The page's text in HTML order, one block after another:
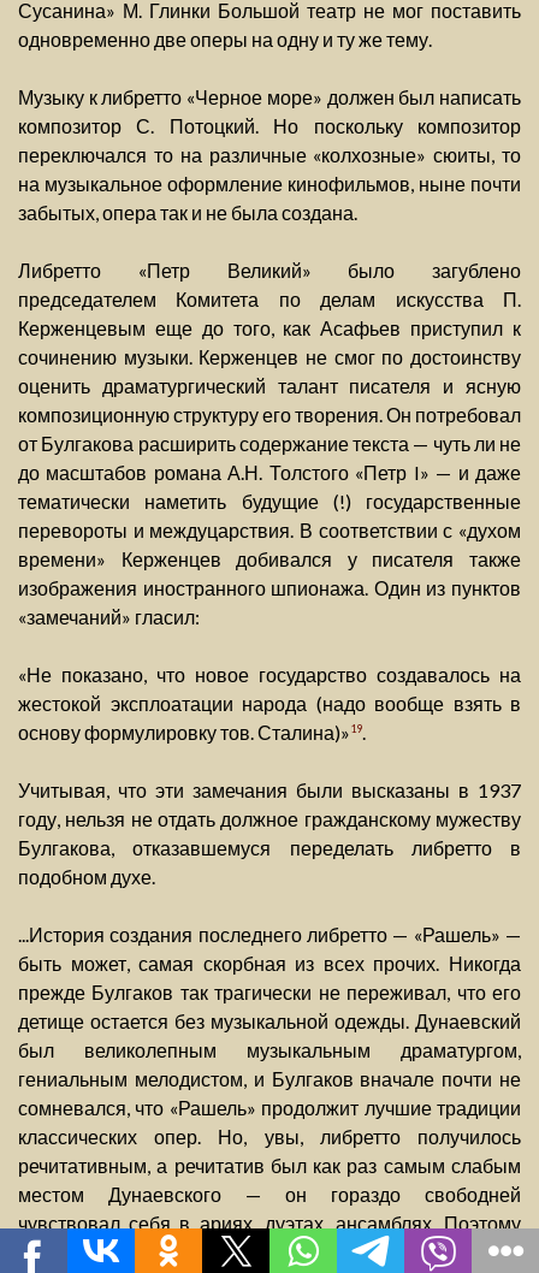
Сусанина» М. Глинки Большой театр не мог поставить
одновременно две оперы на одну и ту же тему.
Музыку к либретто «Черное море» должен был написать
композитор С. Потоцкий. Но поскольку композитор
переключался то на различные «колхозные» сюиты, то
на музыкальное оформление кинофильмов, ныне почти
забытых, опера так и не была создана.
Либретто «Петр Великий» было загублено
председателем Комитета по делам искусства П.
Керженцевым еще до того, как Асафьев приступил к
сочинению музыки. Керженцев не смог по достоинству
оценить драматургический талант писателя и ясную
композиционную структуру его творения. Он потребовал
от Булгакова расширить содержание текста — чуть ли не
до масштабов романа А.Н. Толстого «Петр I» — и даже
тематически наметить будущие (!) государственные
перевороты и междуцарствия. В соответствии с «духом
времени» Керженцев добивался у писателя также
изображения иностранного шпионажа. Один из пунктов
«замечаний» гласил:
«Не показано, что новое государство создавалось на
жестокой эксплоатации народа (надо вообще взять в
основу формулировку тов. Сталина)»19.
Учитывая, что эти замечания были высказаны в 1937
году, нельзя не отдать должное гражданскому мужеству
Булгакова, отказавшемуся переделать либретто в
подобном духе.
...История создания последнего либретто — «Рашель» —
быть может, самая скорбная из всех прочих. Никогда
прежде Булгаков так трагически не переживал, что его
детище остается без музыкальной одежды. Дунаевский
был великолепным музыкальным драматургом,
гениальным мелодистом, и Булгаков вначале почти не
сомневался, что «Рашель» продолжит лучшие традиции
классических опер. Но, увы, либретто получилось
речитативным, а речитатив был как раз самым слабым
местом Дунаевского — он гораздо свободней
чувствовал себя в ариях, дуэтах, ансамблях. Поэтому
работа над музыкой продвигалась с трудом. А вскоре